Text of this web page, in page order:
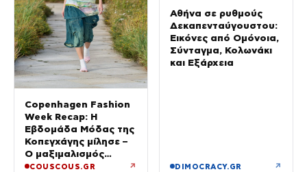
Copenhagen Fashion
Week Recap: Η
Εβδομάδα Μόδας της
Κοπεγχάγης μίλησε –
Ο μαξιμαλισμός
επιστρέφει
COUSCOUS.GR ↗
Αθήνα σε ρυθμούς
Δεκαπενταύγουστου:
Εικόνες από Ομόνοια,
Σύνταγμα, Κολωνάκι
και Εξάρχεια
DIMOCRACY.GR ↗